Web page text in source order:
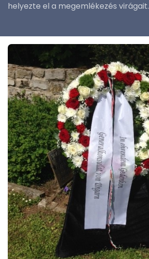
helyezte el a megemlékezés virágait.